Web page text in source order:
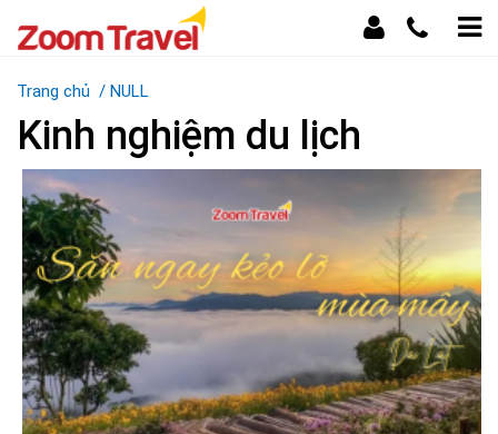
Trang chủ / NULL
Kinh nghiệm du lịch